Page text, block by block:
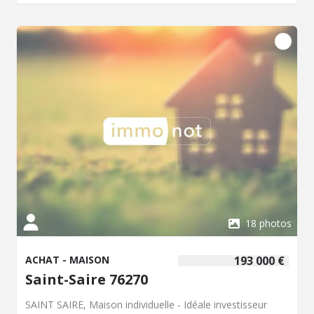
laetitia.heitz.76016@notaires.fr100, rue de l'église- 76230
ISNEAUVILLE - Classe énergie : D - Classe climat : D -
Montant estimé des dépenses annuelles d'énergie pour
un usage standard : 1380 à 1940 € (base 2023) - Prix Hon.
Négo Inclus : 187 650 € dont 4,25% Hon. Négo TTC
charge acq. Prix Hors Hon. Négo :180 000 € - Réf :
016/2906 - Les informations sur les risques auxquels ce
bien est exposé sont disponibles sur le site Géorisques:
www.georisques.gouv.fr
18 photos
193 000 €
ACHAT - MAISON
Saint-Saire 76270
SAINT SAIRE, Maison individuelle - Idéale investisseur